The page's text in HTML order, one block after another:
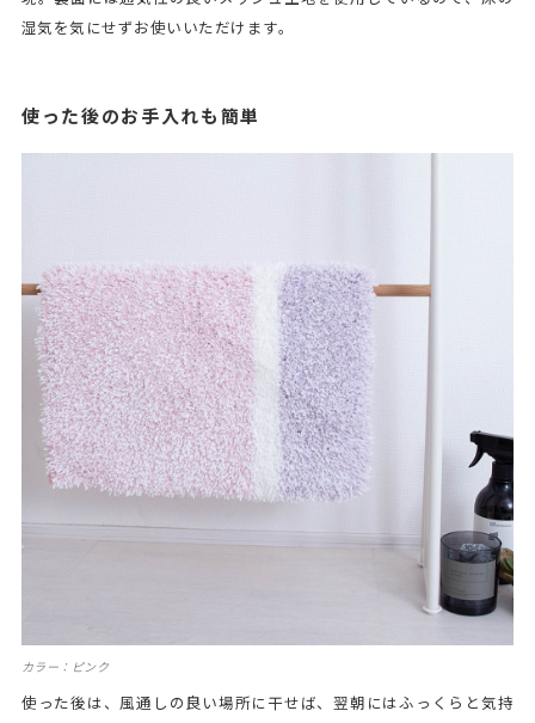
湿気を気にせずお使いいただけます。
使った後のお手入れも簡単
カラー：ピンク
使った後は、風通しの良い場所に干せば、翌朝にはふっくらと気持